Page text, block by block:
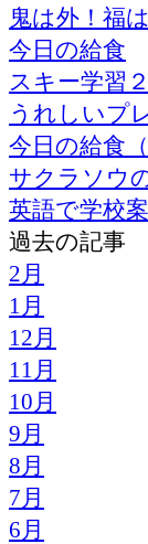
鬼は外！福
今日の給食
スキー学習
うれしいプ
今日の給食
サクラソウ
英語で学校
過去の記事
2月
1月
12月
11月
10月
9月
8月
7月
6月